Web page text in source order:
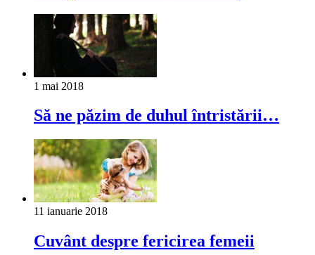
1 mai 2018
Să ne păzim de duhul întristării…
11 ianuarie 2018
Cuvânt despre fericirea femeii